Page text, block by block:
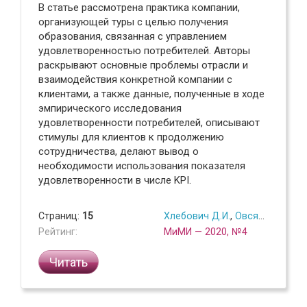
В статье рассмотрена практика компании,
организующей туры с целью получения
образования, связанная с управлением
удовлетворенностью потребителей. Авторы
раскрывают основные проблемы отрасли и
взаимодействия конкретной компании с
клиентами, а также данные, полученные в ходе
эмпирического исследования
удовлетворенности потребителей, описывают
стимулы для клиентов к продолжению
сотрудничества, делают вывод о
необходимости использования показателя
удовлетворенности в числе KPI.
Страниц: 15
Рейтинг:
Хлебович Д.И. , Овсянникова А.А.
МиМИ — 2020, №4
Читать